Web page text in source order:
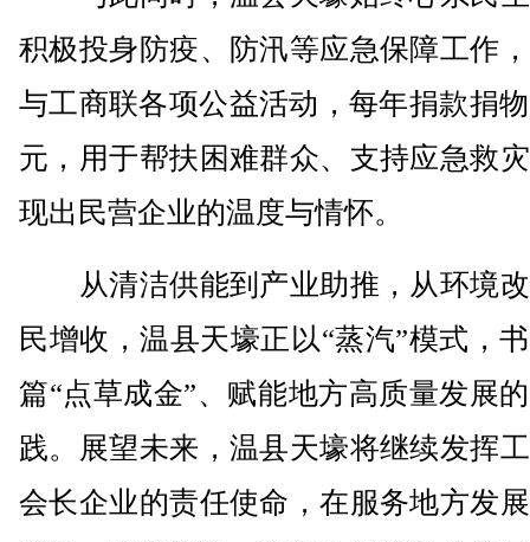
积极投身防疫、防汛等应急保障工作
与工商联各项公益活动，每年捐款捐
元，用于帮扶困难群众、支持应急救
现出民营企业的温度与情怀。
从清洁供能到产业助推，从环境
民增收，温县天壕正以“蒸汽”模式，
篇“点草成金”、赋能地方高质量发展
践。展望未来，温县天壕将继续发挥
会长企业的责任使命，在服务地方发